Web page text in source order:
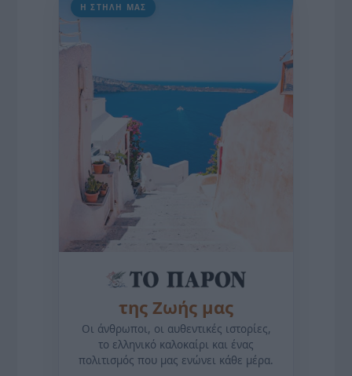
Η ΣΤΗΛΗ ΜΑΣ
της Ζωής μας
Οι άνθρωποι, οι αυθεντικές ιστορίες,
το ελληνικό καλοκαίρι και ένας
πολιτισμός που μας ενώνει κάθε μέρα.